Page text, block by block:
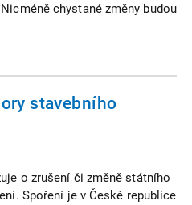
chystané změny budou
stavebního
o zrušení či změně státního
Spoření je v České republice